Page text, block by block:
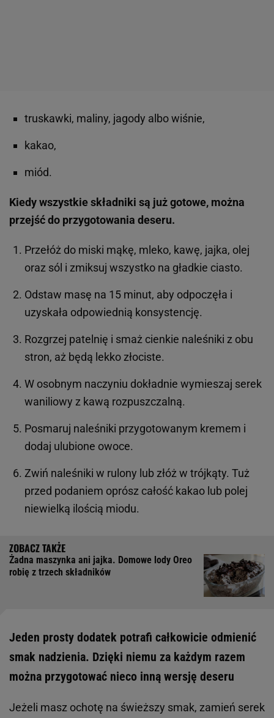
truskawki, maliny, jagody albo wiśnie,
kakao,
miód.
Kiedy wszystkie składniki są już gotowe, można
przejść do przygotowania deseru.
Przełóż do miski mąkę, mleko, kawę, jajka, olej
oraz sól i zmiksuj wszystko na gładkie ciasto.
Odstaw masę na 15 minut, aby odpoczęła i
uzyskała odpowiednią konsystencję.
Rozgrzej patelnię i smaż cienkie naleśniki z obu
stron, aż będą lekko złociste.
W osobnym naczyniu dokładnie wymieszaj serek
waniliowy z kawą rozpuszczalną.
Posmaruj naleśniki przygotowanym kremem i
dodaj ulubione owoce.
Zwiń naleśniki w rulony lub złóż w trójkąty. Tuż
przed podaniem oprósz całość kakao lub polej
niewielką ilością miodu.
Żadna maszynka ani jajka. Domowe lody Oreo
robię z trzech składników
Jeden prosty dodatek potrafi całkowicie odmienić
smak nadzienia. Dzięki niemu za każdym razem
można przygotować nieco inną wersję deseru
Jeżeli masz ochotę na świeższy smak, zamień serek